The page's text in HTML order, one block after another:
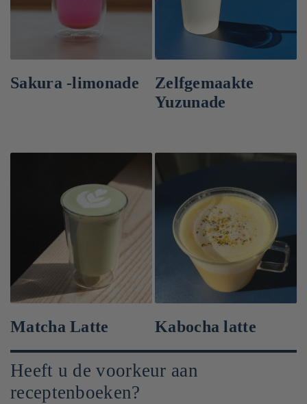
Sakura -limonade
Zelfgemaakte
Yuzunade
Matcha Latte Kabocha latte
Heeft u de voorkeur aan
receptenboeken?